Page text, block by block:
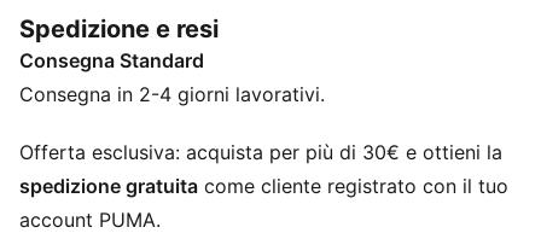
HER ti fa sentire sicura, comoda e pronta ad
affrontare ogni giornata.
CARATTERISTICHE + VANTAGGI
DETTAGLI
Vestibilità: Oversize
Materiale principale: Jersey semplice
Spedizione e resi
Consegna Standard
Consegna in 2-4 giorni lavorativi.
Offerta esclusiva: acquista per più di 30€ e ottieni la
spedizione gratuita come cliente registrato con il tuo
account PUMA.